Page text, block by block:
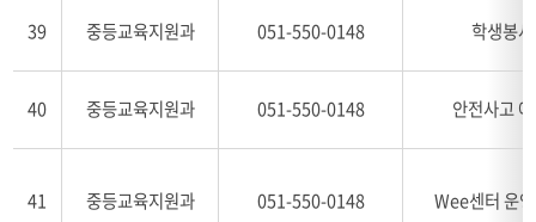
39 중등교육지원과 051-550-0148 학생봉
40 중등교육지원과 051-550-0148 안전사고
41 중등교육지원과 051-550-0148 Wee센터 운